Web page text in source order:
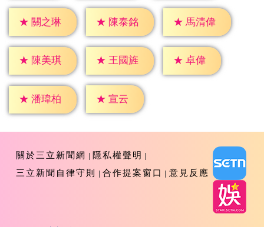
★ 關之琳 ★ 陳泰銘 ★ 馬清偉
★ 陳美琪 ★ 王國旌 ★ 卓偉
★ 潘瑋柏 ★ 宣云
關於三立新聞網
隱私權聲明
三立新聞自律守則
合作提案窗口 意見反應